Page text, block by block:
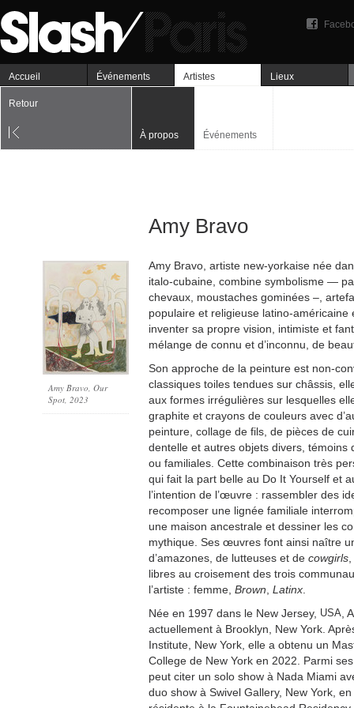
Accueil Événements Artistes Lieux
Retour
À propos Événements
Amy Bravo
Amy Bravo, Our
Spot, 2023
Amy Bravo, artiste new-yorkaise née
italo-cubaine, combine symbolisme —
chevaux, moustaches gominées –,
populaire et religieuse latino-américaine
inventer sa propre vision, intimiste et
mélange de connu et d’inconnu, de
Son approche de la peinture est non-
classiques toiles tendues sur châssis,
aux formes irrégulières sur lesquelles
graphite et crayons de couleurs avec
peinture, collage de fils, de pièces de
dentelle et autres objets divers, témoins
ou familiales. Cette combinaison très
qui fait la part belle au Do It Yourself et
l’intention de l’œuvre : rassembler des
recomposer une lignée familiale
une maison ancestrale et dessiner les
mythique. Ses œuvres font ainsi naître
d’amazones, de lutteuses et de cowgirls
libres au croisement des trois
l’artiste : femme, Brown Latinx
Née en 1997 dans le New Jersey, USA ,
actuellement à Brooklyn, New York.
Institute, New York, elle a obtenu un
College de New York en 2022. Parmi
peut citer un solo show à Nada Miami
duo show à Swivel Gallery, New York,